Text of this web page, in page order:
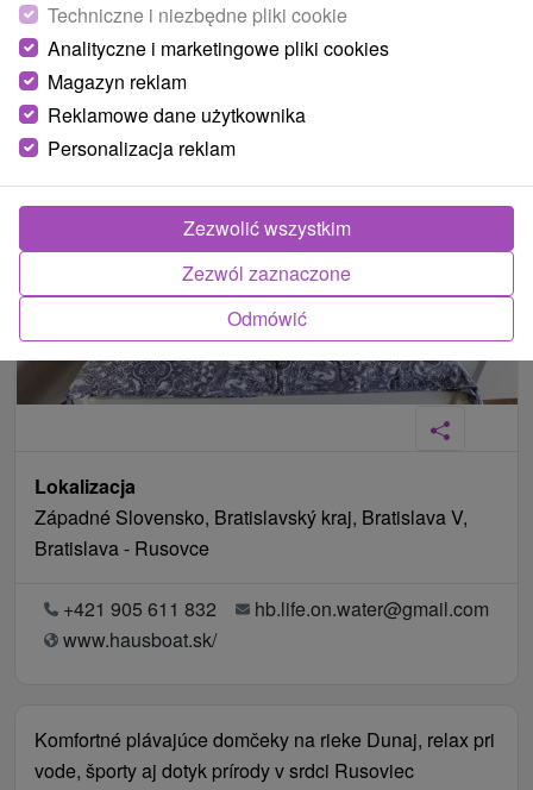
Lokalizacja
Západné Slovensko, Bratislavský kraj, Bratislava V,
Bratislava - Rusovce
+421 905 611 832
hb.life.on.water@gmail.com
www.hausboat.sk/
Komfortné plávajúce domčeky na rieke Dunaj, relax pri
vode, športy aj dotyk prírody v srdci Rusoviec
Techniczne i niezbędne pliki cookie
Analityczne i marketingowe pliki cookies
Magazyn reklam
Reklamowe dane użytkownika
Personalizacja reklam
Odmówić
Zezwól zaznaczone
Zezwolić wszystkim